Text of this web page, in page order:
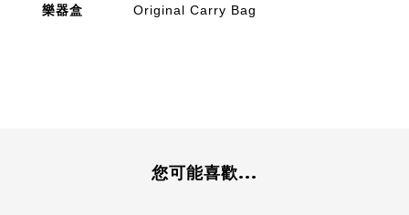
樂器盒
Original Carry Bag
您可能喜歡...